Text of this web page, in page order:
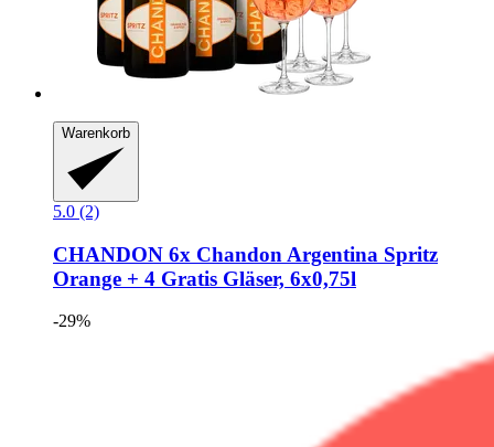
Warenkorb
5.0 (2)
CHANDON 6x Chandon Argentina Spritz
Orange + 4 Gratis Gläser, 6x0,75l
-29%